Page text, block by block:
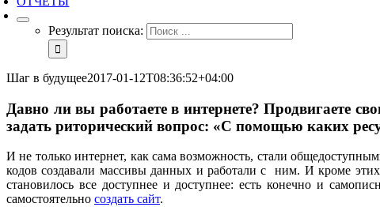
Результат поиска:
Шаг в будущее2017-01-12T08:36:52+04:00
Давно ли вы работаете в интернете? Продвигаете
задать риторический вопрос: «С помощью каких
И не только интернет, как сама возможность, стали
кодов создавали массивы данных и работали с ним. И кроме
становилось все доступнее и доступнее: есть конечно и
самостоятельно создать сайт.